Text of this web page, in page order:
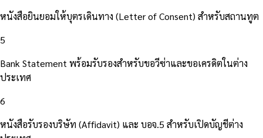
หนังสือยินยอมให้บุตรเดินทาง (Letter of Consent) สำหรับสถานทูต
5
Bank Statement พร้อมรับรองสำหรับขอวีซ่าและขอเครดิตในต่าง
ประเทศ
6
หนังสือรับรองบริษัท (Affidavit) และ บอจ.5 สำหรับเปิดบัญชีต่าง